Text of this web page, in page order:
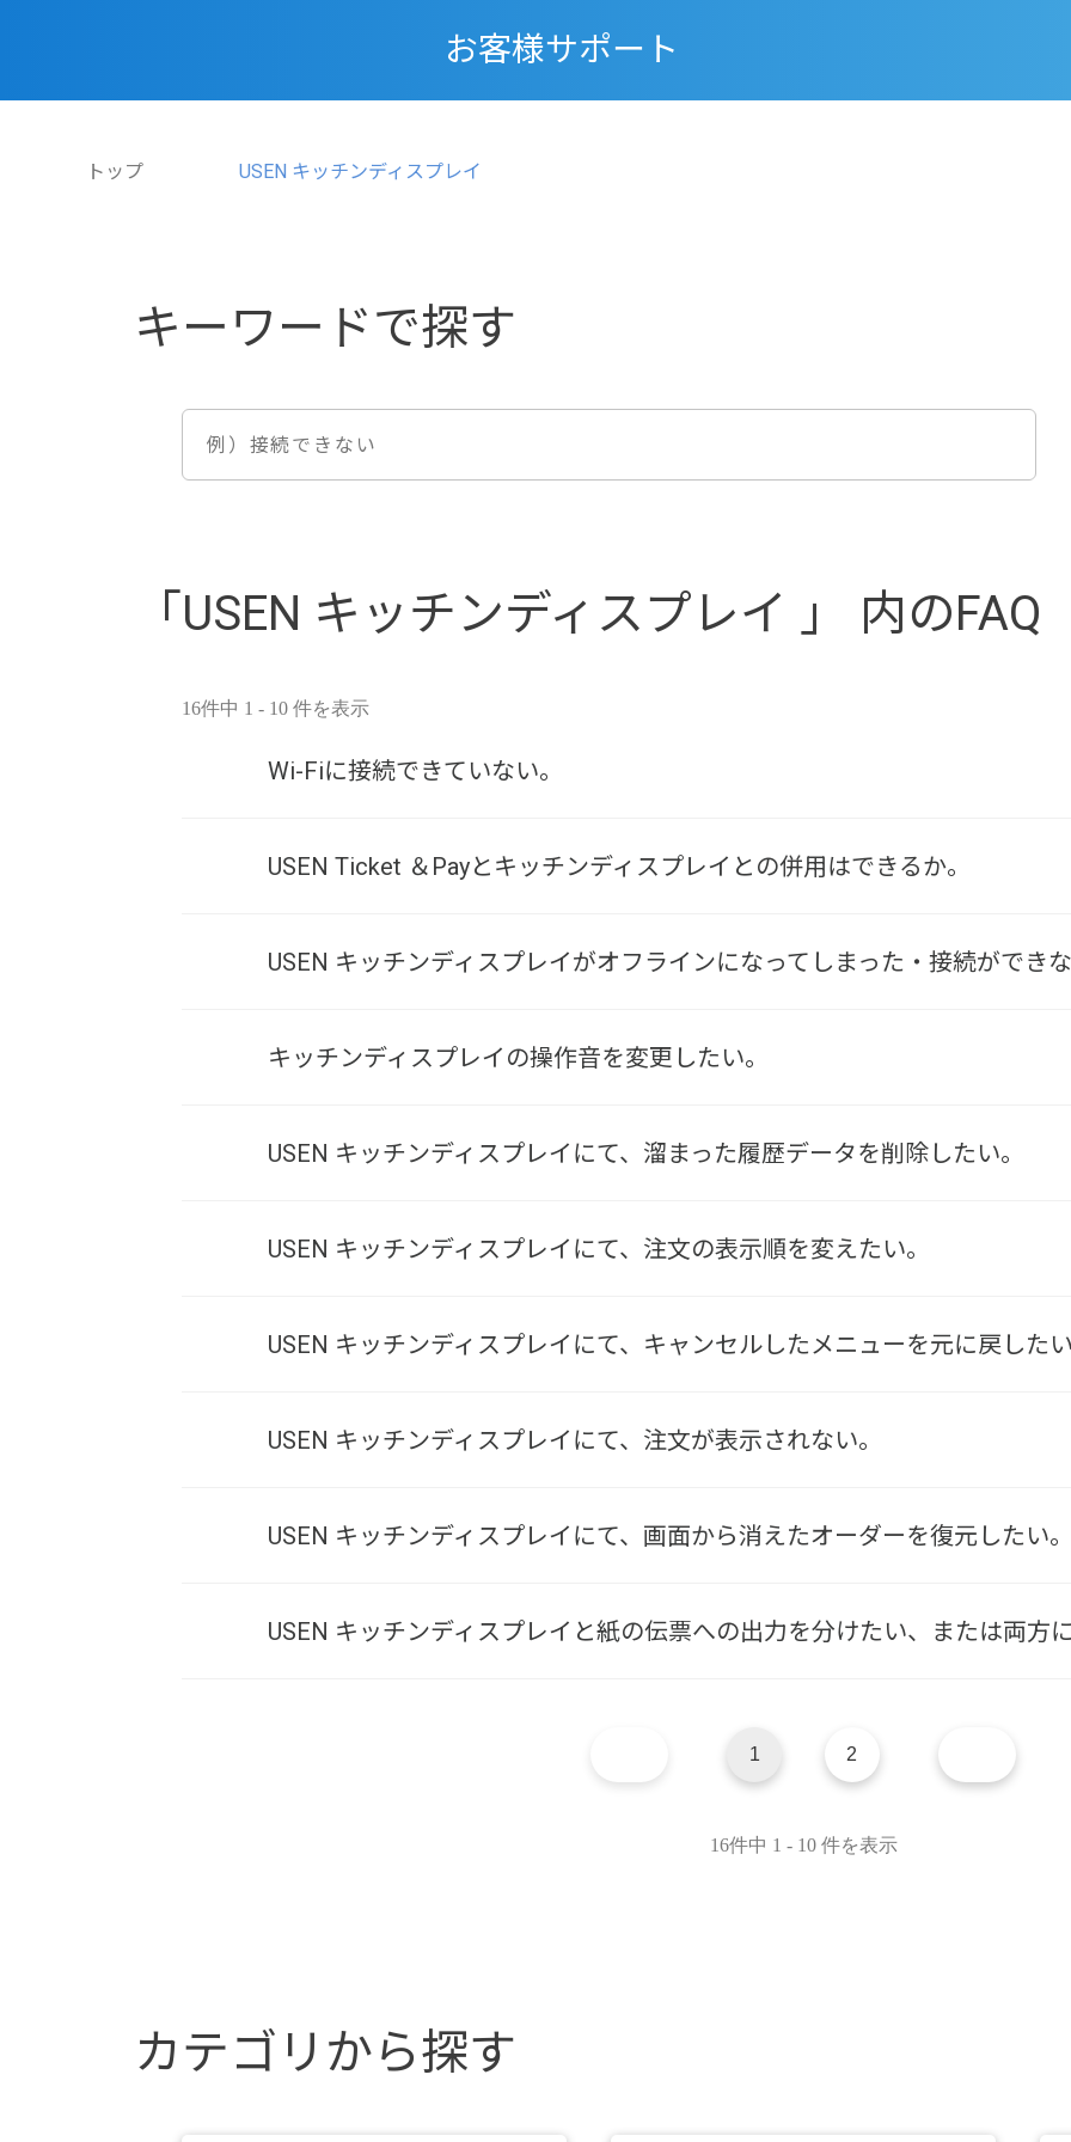
お客様サポート
トップ USEN キッチンディスプレイ
「USEN キッチンディスプレイ 」 内のFAQ
16件中 1 - 10 件を表示
Wi-Fiに接続できていない。
USEN Ticket ＆Payとキッチンディスプレイとの併用はできるか。
USEN キッチンディスプレイがオフラインになってしまった・接続ができ
キッチンディスプレイの操作音を変更したい。
USEN キッチンディスプレイにて、溜まった履歴データを削除したい。
USEN キッチンディスプレイにて、注文の表示順を変えたい。
USEN キッチンディスプレイにて、キャンセルしたメニューを元に戻した
USEN キッチンディスプレイにて、注文が表示されない。
USEN キッチンディスプレイにて、画面から消えたオーダーを復元したい
USEN キッチンディスプレイと紙の伝票への出力を分けたい、または両方
16件中 1 - 10 件を表示
1 2
カテゴリから探す